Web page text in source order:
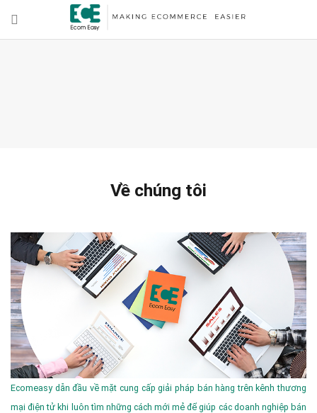
Về chúng tôi
Ecomeasy dẫn đầu về mặt cung cấp giải pháp bán hàng trên kênh thương
mại điện tử khi luôn tìm những cách mới mẻ để giúp các doanh nghiệp bán